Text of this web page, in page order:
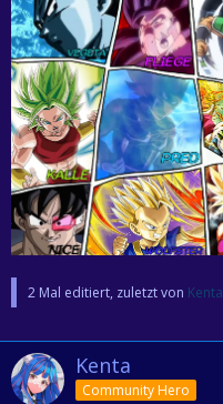
2 Mal editiert, zuletzt von Kenta
Kenta
Community Hero